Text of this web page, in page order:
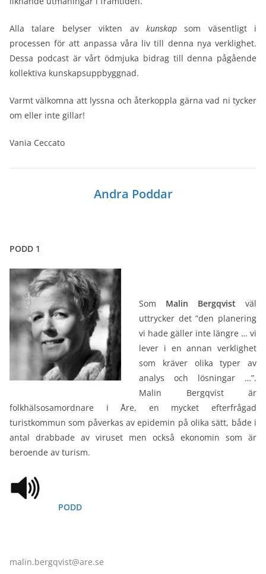
Alla talare belyser vikten av kunskapsom väsentligt i
processen för att anpassa våra liv till denna nya verklighet.
Dessa podcast är vårt ödmjuka bidrag till denna pågående
kollektiva kunskapsuppbyggnad.
Varmt välkomna att lyssna och återkoppla gärna vad ni tycker
om eller inte gillar!
Vania Ceccato
Andra Poddar
PODD 1
Som Malin Bergqvist väl
uttrycker det ”den planering
vi hade gäller inte längre … vi
lever i en annan verklighet
som kräver olika typer av
analys och lösningar …”.
Malin Bergqvist är
folkhälsosamordnare i Åre, en mycket efterfrågad
turistkommun som påverkas av epidemin på olika sätt, både i
antal drabbade av viruset men också ekonomin som är
beroende av turism.
PODD
malin.bergqvist@are.se